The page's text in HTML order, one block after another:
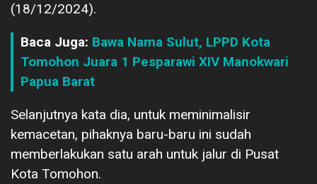
(18/12/2024).
Baca Juga: Bawa Nama Sulut, LPPD Kota
Tomohon Juara 1 Pesparawi XIV Manokwari
Papua Barat
Selanjutnya kata dia, untuk meminimalisir
kemacetan, pihaknya baru-baru ini sudah
memberlakukan satu arah untuk jalur di Pusat
Kota Tomohon.